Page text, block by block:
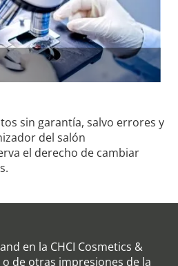
sin garantía, salvo errores y
del salón
el derecho de cambiar
en la CHCI Cosmetics &
de otras impresiones de la